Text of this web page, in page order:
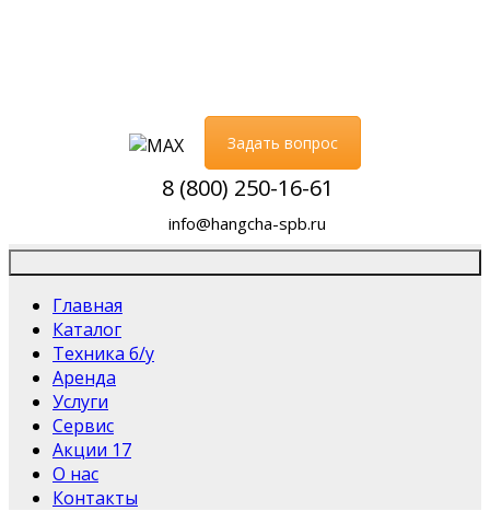
Задать вопрос
8 (800) 250-16-61
info@hangcha-spb.ru
Главная
Каталог
Техника б/у
Аренда
Услуги
Сервис
Акции 17
О нас
Контакты